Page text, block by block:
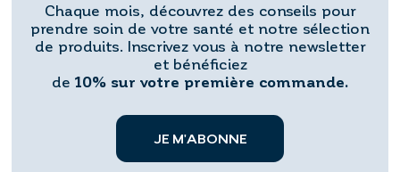
Chaque mois, découvrez des conseils pour
prendre soin de votre santé et notre sélection
de produits. Inscrivez vous à notre newsletter
et bénéficiez
de 10% sur votre première commande.
JE M'ABONNE